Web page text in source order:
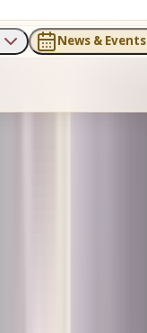
News & Events